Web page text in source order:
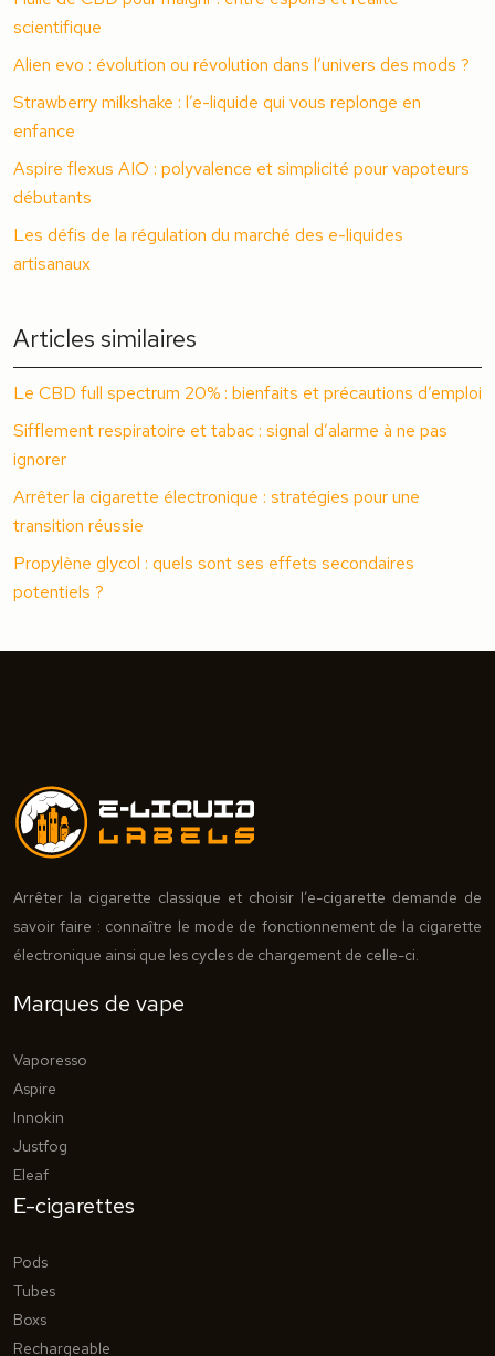
scientifique
Alien evo : évolution ou révolution dans l’univers des mods ?
Strawberry milkshake : l’e-liquide qui vous replonge en
enfance
Aspire flexus AIO : polyvalence et simplicité pour vapoteurs
débutants
Les défis de la régulation du marché des e-liquides
artisanaux
Articles similaires
Le CBD full spectrum 20% : bienfaits et précautions d’emploi
Sifflement respiratoire et tabac : signal d’alarme à ne pas
ignorer
Arrêter la cigarette électronique : stratégies pour une
transition réussie
Propylène glycol : quels sont ses effets secondaires
potentiels ?
Arrêter la cigarette classique et choisir l’e-cigarette demande de
savoir faire : connaître le mode de fonctionnement de la cigarette
électronique ainsi que les cycles de chargement de celle-ci.
Marques de vape
Vaporesso
Aspire
Innokin
Justfog
Eleaf
E-cigarettes
Pods
Tubes
Boxs
Rechargeable